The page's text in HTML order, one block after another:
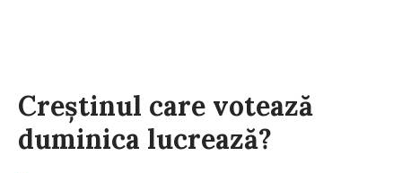
Creştinul care votează
duminica lucrează?